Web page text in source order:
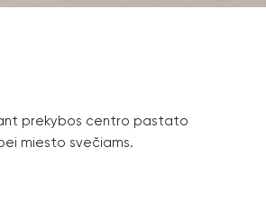
ant prekybos centro pastato
miesto svečiams.